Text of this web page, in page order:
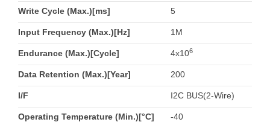
Write Cycle (Max.)[ms] 5
Input Frequency (Max.)[Hz] 1M
Endurance (Max.)[Cycle] 4x106
Data Retention (Max.)[Year] 200
I/F I2C BUS(2-Wire)
Operating Temperature (Min.)[°C] -40